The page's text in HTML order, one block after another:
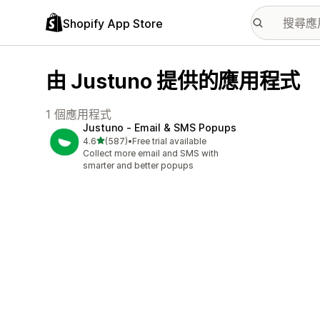
Shopify App Store
由 Justuno 提供的應用程式
1 個應用程式
Justuno ‑ Email & SMS Popups
4.6滿分 5 顆星
(587)
共有 587 則評價
•Free trial available
Collect more email and SMS with
smarter and better popups